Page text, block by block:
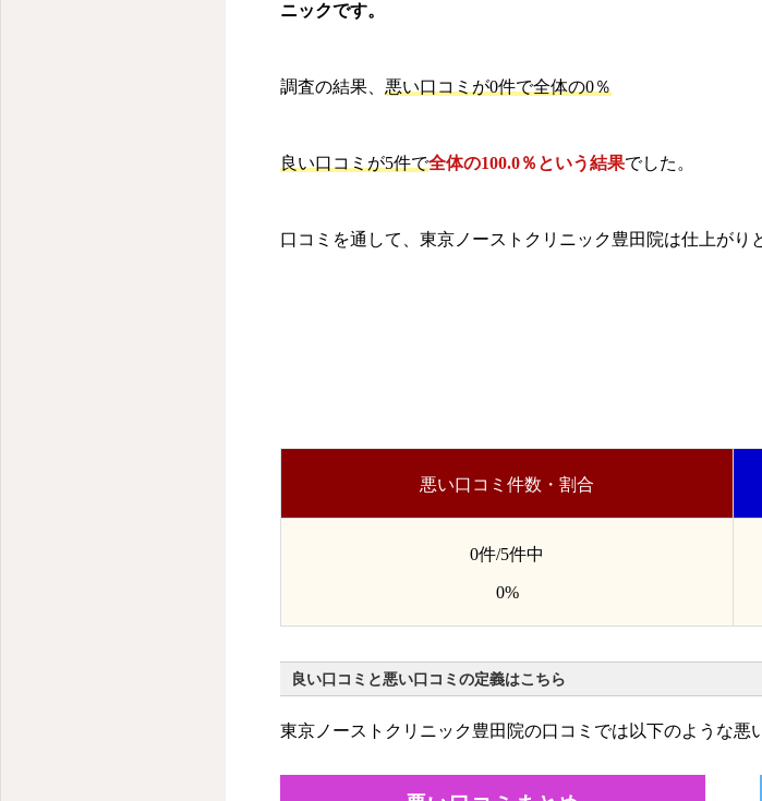
ニックです。
調査の結果、 悪い口コミが0件で全体の0％
良い口コミが5件で全体の100.0％という結果でした。
口コミを通して、東京ノーストクリニック豊田院は仕上がり
悪い口コミ件数・割合
0件/5件中
0%
良い口コミと悪い口コミの定義はこちら
東京ノーストクリニック豊田院の口コミでは以下のような悪